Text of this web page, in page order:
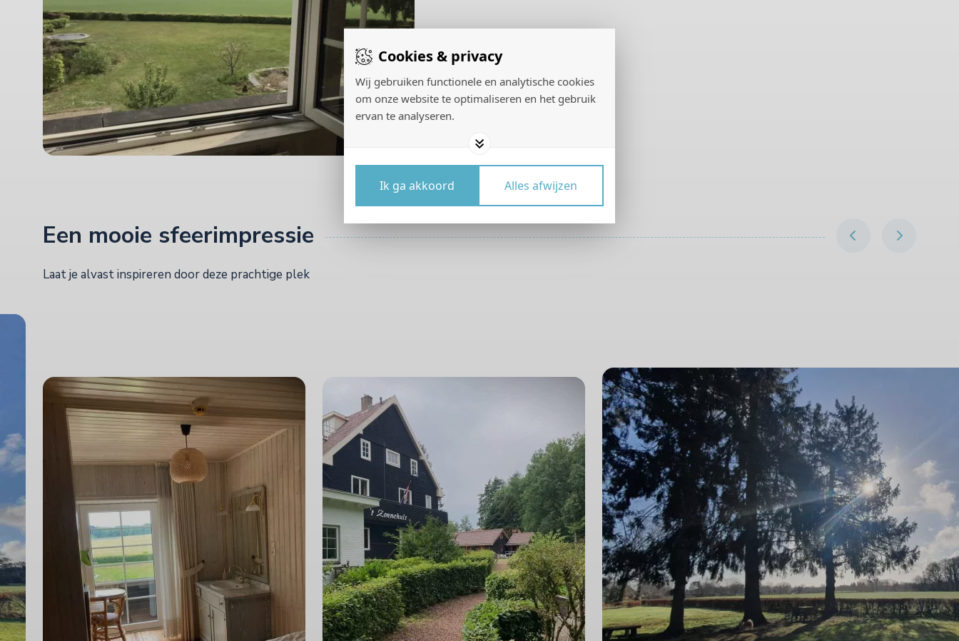
Cookies & privacy
Wij gebruiken functionele en analytische cookies
om onze website te optimaliseren en het gebruik
ervan te analyseren.
Ik ga akkoord Alles afwijzen
Een mooie sfeerimpressie
Laat je alvast inspireren door deze prachtige plek